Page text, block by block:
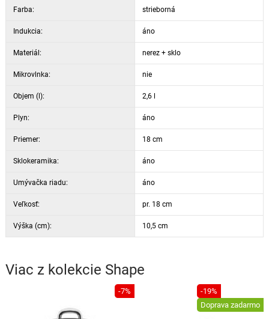
Farba: strieborná
Indukcia: áno
Materiál: nerez + sklo
Mikrovlnka: nie
Objem (l): 2,6 l
Plyn: áno
Priemer: 18 cm
Sklokeramika: áno
Umývačka riadu: áno
Veľkosť: pr. 18 cm
Výška (cm): 10,5 cm
Viac z kolekcie Shape
-7%
-19%
Doprava zadarmo